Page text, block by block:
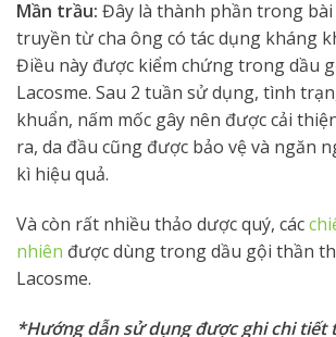
Mần trầu: Đây là thành phần trong
truyền từ cha ông có tác dụng kháng
Điều này được kiểm chứng trong dầu
Lacosme. Sau 2 tuần sử dụng, tình
khuẩn, nấm mốc gây nên được cải
ra, da đầu cũng được bảo vệ và ngăn
kì hiệu quả.
Và còn rất nhiều thảo dược quý, các
nhiên được dùng trong dầu gội thần
Lacosme.
*Hướng dẫn sử dụng được ghi chi tiết